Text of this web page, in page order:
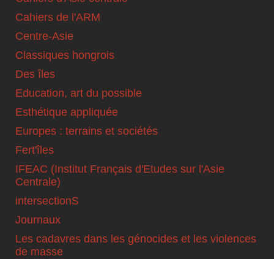
Cahiers de l'ARM
Centre-Asie
Classiques hongrois
Des îles
Education, art du possible
Esthétique appliquée
Europes : terrains et sociétés
Fert'îles
IFEAC (Institut Français d'Etudes sur l'Asie
Centrale)
intersectionS
Journaux
Les cadavres dans les génocides et les violences
de masse